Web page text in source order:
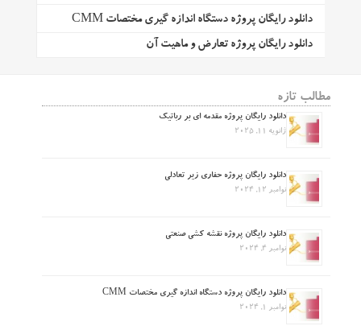
دانلود رایگان پروژه دستگاه اندازه گیری مختصات CMM
دانلود رایگان پروژه تعارض و ماهیت آن
مطالب تازه
دانلود رایگان پروژه مقدمه ای بر رباتیک
ژانویه 11, 2025
دانلود رایگان پروژه حفاری زیر تعادلی
نوامبر 12, 2024
دانلود رایگان پروژه نقشه کشی صنعتی
نوامبر 4, 2024
دانلود رایگان پروژه دستگاه اندازه گیری مختصات CMM
نوامبر 1, 2024